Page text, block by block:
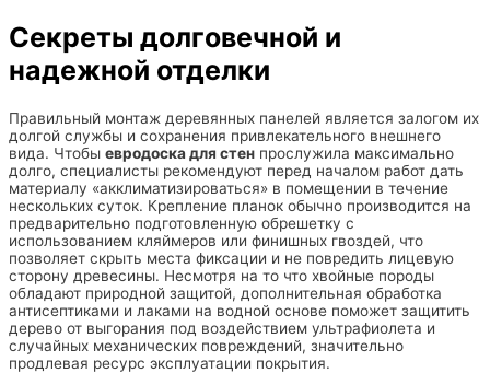
Секреты долговечной и
надежной отделки
Правильный монтаж деревянных панелей является залогом их
долгой службы и сохранения привлекательного внешнего
вида. Чтобы евродоска для стен прослужила максимально
долго, специалисты рекомендуют перед началом работ дать
материалу «акклиматизироваться» в помещении в течение
нескольких суток. Крепление планок обычно производится на
предварительно подготовленную обрешетку с
использованием кляймеров или финишных гвоздей, что
позволяет скрыть места фиксации и не повредить лицевую
сторону древесины. Несмотря на то что хвойные породы
обладают природной защитой, дополнительная обработка
антисептиками и лаками на водной основе поможет защитить
дерево от выгорания под воздействием ультрафиолета и
случайных механических повреждений, значительно
продлевая ресурс эксплуатации покрытия.